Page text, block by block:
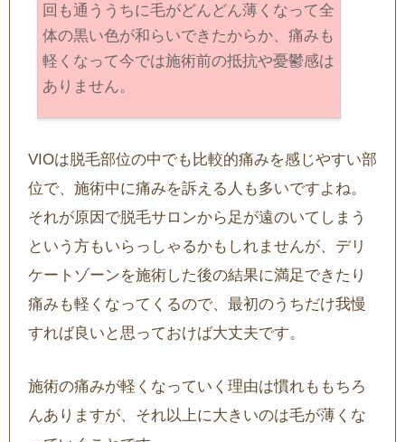
回も通ううちに毛がどんどん薄くなって全
体の黒い色が和らいできたからか、痛みも
軽くなって今では施術前の抵抗や憂鬱感は
ありません。
VIOは脱毛部位の中でも比較的痛みを感じやすい部
位で、施術中に痛みを訴える人も多いですよね。
それが原因で脱毛サロンから足が遠のいてしまう
という方もいらっしゃるかもしれませんが、デリ
ケートゾーンを施術した後の結果に満足できたり
痛みも軽くなってくるので、最初のうちだけ我慢
すれば良いと思っておけば大丈夫です。
施術の痛みが軽くなっていく理由は慣れももちろ
んありますが、それ以上に大きいのは毛が薄くな